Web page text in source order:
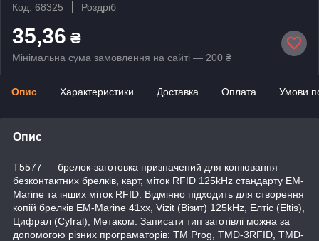
Код: 68325
Роздріб
35,36 ₴
Мінімальна сума замовлення на сайті — 200 ₴
Опис Характеристики Доставка Оплата Умови
Опис
T5577 ― брелок-заготовка призначений для копіювання
безконтактних брелків, карт, міток RFID 125kHz стандарту EM-
Marine та інших міток RFID. Відмінно підходить для створення
копій брелків EM-Marine 41xx, Vizit (Візит) 125kHz, Елтіс (Eltis),
Цифрал (Cyfral), Метаком. Записати тип заготівлі можна за
допомогою різних програматорів: TM Prog, TMD-3RFID, TMD-